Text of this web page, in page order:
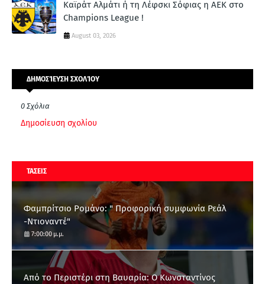
Καϊράτ Αλμάτι ή τη Λέφσκι Σόφιας η ΑΕΚ στο
Champions League !
August 03, 2026
ΔΗΜΟΣΊΕΥΣΗ ΣΧΟΛΊΟΥ
0 Σχόλια
Δημοσίευση σχολίου
ΤΑΣΕΙΣ
Φαμπρίτσιο Ρομάνο: " Προφορική συμφωνία Ρεάλ
-Ντιοναντέ"
7:00:00 μ.μ.
Από το Περιστέρι στη Βαυαρία: O Κωνσταντίνος